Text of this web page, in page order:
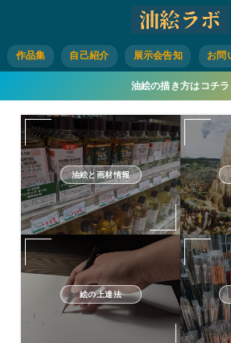
作品集 自己紹介 展示会告知 お問
油絵の描き方はコチラ
油絵と画材情報
絵の上達法